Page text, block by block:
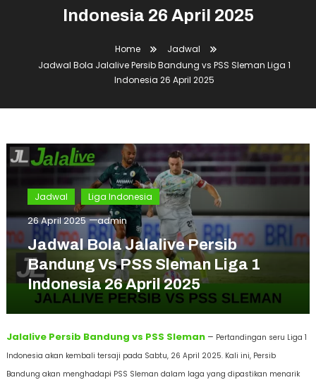
Indonesia 26 April 2025
Home
Jadwal
Jadwal Bola Jalalive Persib Bandung vs PSS Sleman Liga 1
Indonesia 26 April 2025
Jadwal Liga Indonesia
26 April 2025 admin
Jadwal Bola Jalalive Persib
Bandung Vs PSS Sleman Liga 1
Indonesia 26 April 2025
Jalalive Persib Bandung vs PSS Sleman– Pertandingan seru Liga 1
Indonesia akan kembali tersaji pada Sabtu, 26 April 2025. Kali ini, Persib
Bandung akan menghadapi PSS Sleman dalam laga yang dipastikan menarik